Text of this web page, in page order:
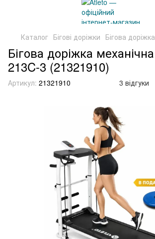
Каталог Бігові доріжки Бігова
Бігова доріжка
213C-3 (21321910)
Артикул: 21321910 3 відгуки